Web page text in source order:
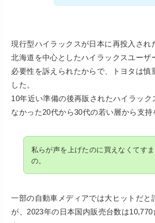
現行型ハイラックスが日本に再投入され
北海道を中心としたハイラックスユーザ
必要性を訴えられたからで、トヨタは慎
した。
10年近い準備の後再販されたハイラック
なかった20代から30代の若い層から支持
私らが声を上げたのに買えなくてす
の。
一部の自動車メディアでは大ヒットだと
が、2023年の日本国内販売台数は